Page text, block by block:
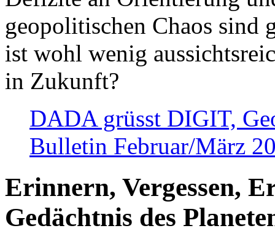
geopolitischen Chaos sind
ist wohl wenig
in Zukunft?
DADA grüsst DIGIT,
Bulletin Februar/März
Erinnern, Vergessen,
Gedächtnis des